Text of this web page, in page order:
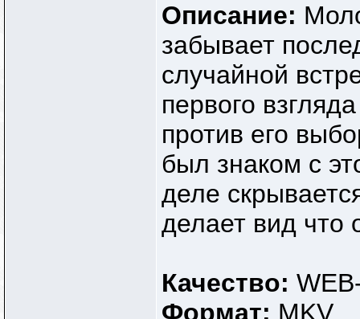
Описание:
забывает
случайной
первого
против его
был знаком с
деле
делает вид что
Качество:
Формат: MKV